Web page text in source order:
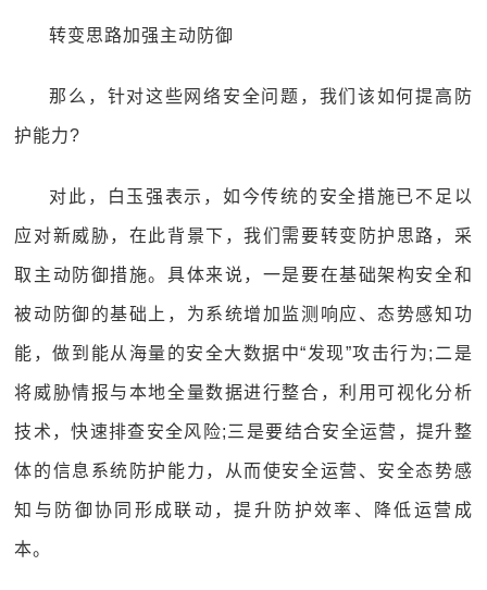
转变思路加强主动防御
那么，针对这些网络安全问题，我们该如何提高防
护能力?
对此，白玉强表示，如今传统的安全措施已不足以
应对新威胁，在此背景下，我们需要转变防护思路，采
取主动防御措施。具体来说，一是要在基础架构安全和
被动防御的基础上，为系统增加监测响应、态势感知功
能，做到能从海量的安全大数据中“发现”攻击行为;二是
将威胁情报与本地全量数据进行整合，利用可视化分析
技术，快速排查安全风险;三是要结合安全运营，提升整
体的信息系统防护能力，从而使安全运营、安全态势感
知与防御协同形成联动，提升防护效率、降低运营成
本。